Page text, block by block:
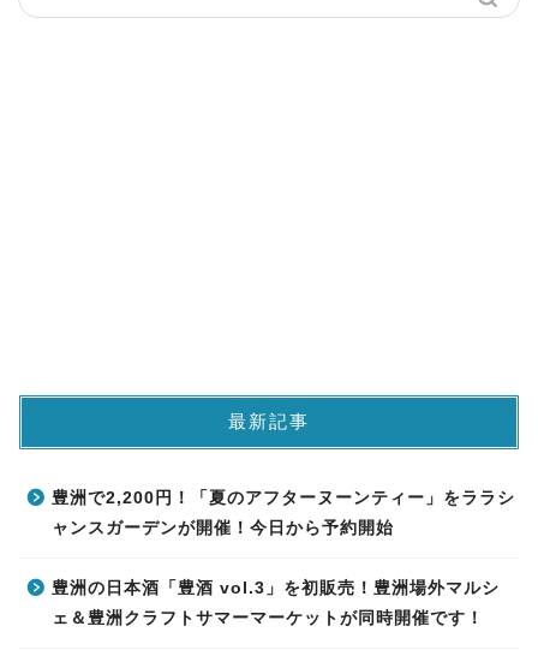
最新記事
豊洲で2,200円！「夏のアフターヌーンティー」をララシ
ャンスガーデンが開催！今日から予約開始
豊洲の日本酒「豊酒 vol.3」を初販売！豊洲場外マルシ
ェ＆豊洲クラフトサマーマーケットが同時開催です！